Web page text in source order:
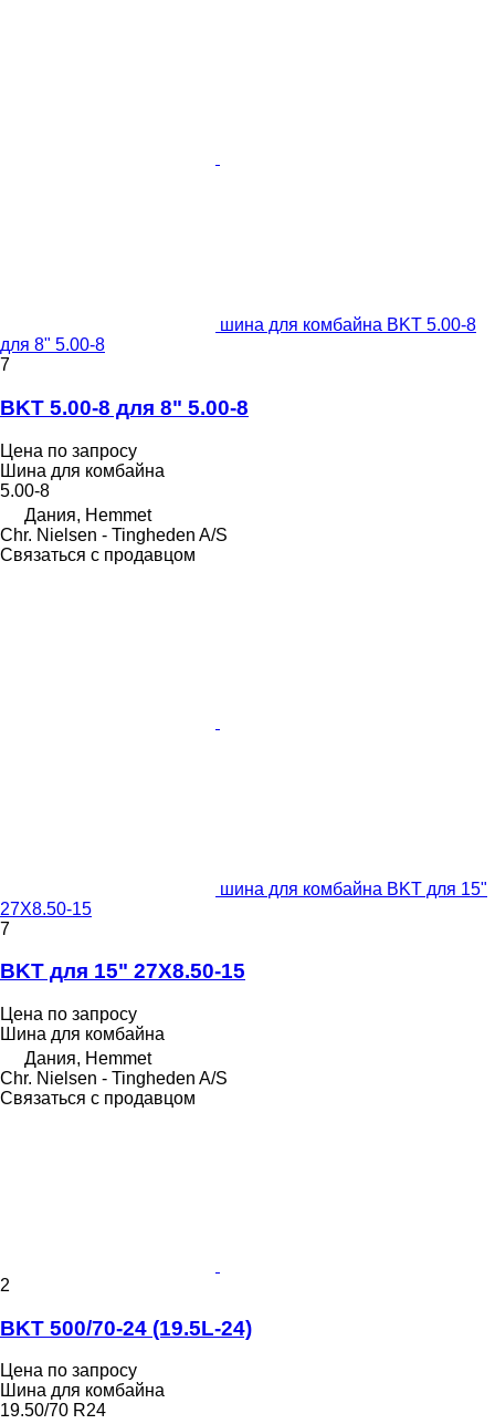
шина для комбайна BKT 5.00-8
для 8" 5.00-8
7
BKT 5.00-8 для 8" 5.00-8
Цена по запросу
Шина для комбайна
5.00-8
Дания, Hemmet
Chr. Nielsen - Tingheden A/S
Связаться с продавцом
шина для комбайна BKT для 15"
27X8.50-15
7
BKT для 15" 27X8.50-15
Цена по запросу
Шина для комбайна
Дания, Hemmet
Chr. Nielsen - Tingheden A/S
Связаться с продавцом
2
BKT 500/70-24 (19.5L-24)
Цена по запросу
Шина для комбайна
19.50/70 R24